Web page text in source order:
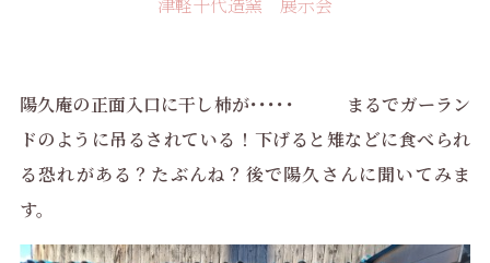
津軽千代造窯 展示会
陽久庵の正面入口に干し柿が･････ まるでガーラン
ドのように吊るされている！下げると雉などに食べられ
る恐れがある？たぶんね？後で陽久さんに聞いてみま
す。